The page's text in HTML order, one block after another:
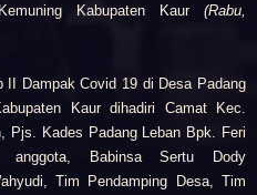
Kabupaten Kaur (Rabu,
II Dampak Covid 19 di Desa Padang
Kaur dihadiri Camat Kec.
Pjs. Kades Padang Leban Bpk. Feri
anggota, Babinsa Sertu Dody
Tim Pendamping Desa,Tim